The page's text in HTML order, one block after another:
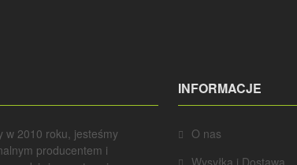
w 2010 roku, jesteśmy
producentem i
INFORMACJE
O nas
Wysyłka i Dostawa